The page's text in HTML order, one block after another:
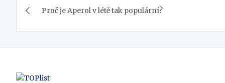
pro
Proč je Aperol v létě tak populární?